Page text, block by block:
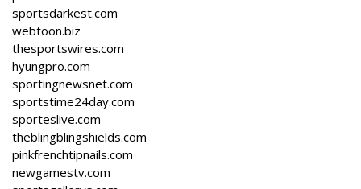
sportsdarkest.com
webtoon.biz
thesportswires.com
hyungpro.com
sportingnewsnet.com
sportstime24day.com
sporteslive.com
theblingblingshields.com
pinkfrenchtipnails.com
newgamestv.com